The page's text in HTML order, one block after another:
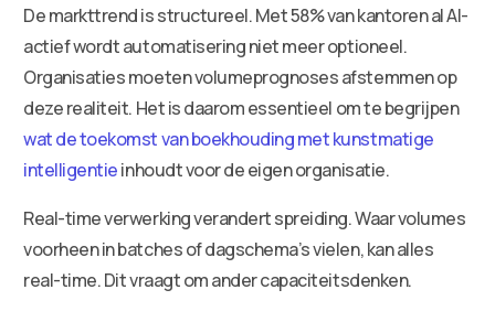
De markttrend is structureel. Met 58% van kantoren al AI-
actief wordt automatisering niet meer optioneel.
Organisaties moeten volumeprognoses afstemmen op
deze realiteit. Het is daarom essentieel om te begrijpen
wat de toekomst van boekhouding met kunstmatige
intelligentieinhoudt voor de eigen organisatie.
Real-time verwerking verandert spreiding. Waar volumes
voorheen in batches of dagschema’s vielen, kan alles
real-time. Dit vraagt om ander capaciteitsdenken.